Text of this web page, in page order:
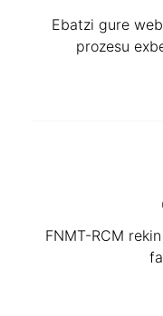
Ebatzi gure
prozesu
FNMT-RCM